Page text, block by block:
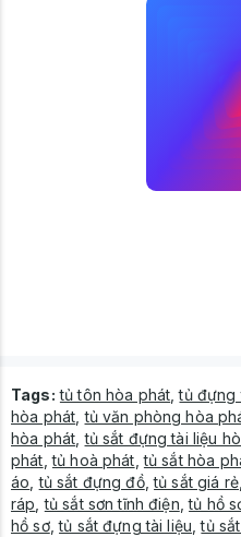
Tags: tủ tôn hòa phát ,tủ đựng
hòa phát ,tủ văn phòng hòa
hòa phát ,tủ sắt đựng tài liệu
phát ,tủ hoà phát ,tủ sắt hòa
áo ,tủ sắt đựng đồ,tủ sắt giá rẻ
ráp ,tủ sắt sơn tĩnh điện ,tủ hồ
hồ sơ,tủ sắt đựng tài liệu ,tủ